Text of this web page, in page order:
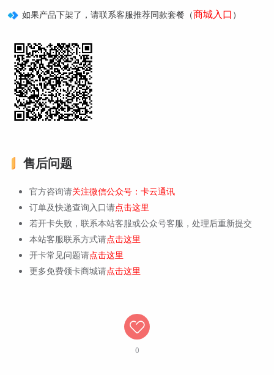
如果产品下架了，请联系客服推荐同款套餐（商城入口 ）
售后问题
官方咨询请关注微信公众号：卡云通讯
订单及快递查询入口请点击这里
若开卡失败，联系本站客服或公众号客服，处理后重新提交
本站客服联系方式请点击这里
开卡常见问题请点击这里
更多免费领卡商城请点击这里
0